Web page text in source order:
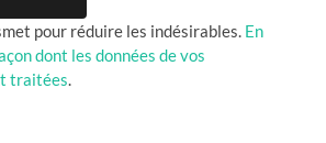
pour réduire les indésirables. En
dont les données de vos
traitées.